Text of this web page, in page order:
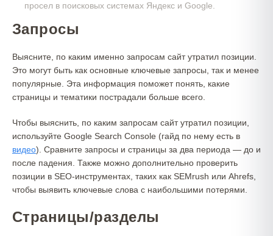
просел в поисковых системах Яндекс и Google.
Запросы
Выясните, по каким именно запросам сайт утратил позиции.
Это могут быть как основные ключевые запросы, так и менее
популярные. Эта информация поможет понять, какие
страницы и тематики пострадали больше всего.
Чтобы выяснить, по каким запросам сайт утратил позиции,
используйте Google Search Console (гайд по нему есть в
видео). Сравните запросы и страницы за два периода — до и
после падения. Также можно дополнительно проверить
позиции в SEO-инструментах, таких как SEMrush или Ahrefs,
чтобы выявить ключевые слова с наибольшими потерями.
Страницы/разделы